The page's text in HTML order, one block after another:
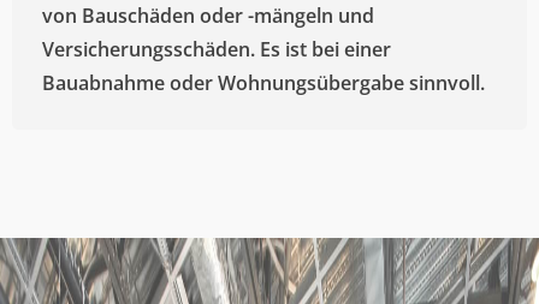
von Bauschäden oder -mängeln und
Versicherungsschäden. Es ist bei einer
Bauabnahme oder Wohnungsübergabe sinnvoll.